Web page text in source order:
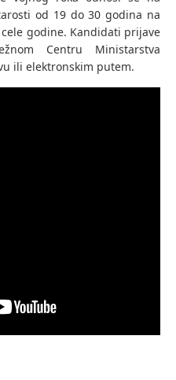
od 19 do 30 godina na
godine. Kandidati prijave
Centru Ministarstva
ili elektronskim putem.